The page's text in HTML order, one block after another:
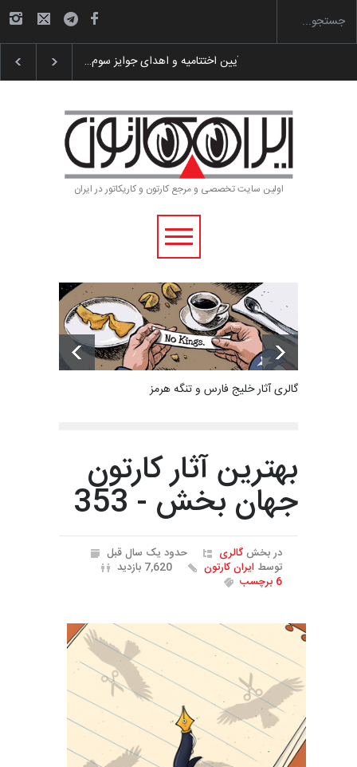
به یاد اردوغان باشول (۱۹۳۶–۲۰۲۶)
اولین سایت تخصصی و مرجع کارتون و کاریکاتور در ایران
گالری آثار خلیج فارس و تنگه هرمز
بهترین آثار کارتون
جهان بخش - 353
در بخشگالری
حدود یک سال قبل
توسط ایران کارتون
7,620 بازدید
6 برچسب